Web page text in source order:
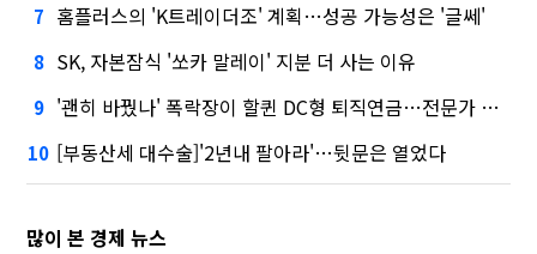
7 홈플러스의 'K트레이더조' 계획…성공 가능성은 '글쎄'
8 SK, 자본잠식 '쏘카 말레이' 지분 더 사는 이유
9 '괜히 바꿨나' 폭락장이 할퀸 DC형 퇴직연금…전문가 조언은
10 [부동산세 대수술]'2년내 팔아라'…뒷문은 열었다
많이 본 경제 뉴스